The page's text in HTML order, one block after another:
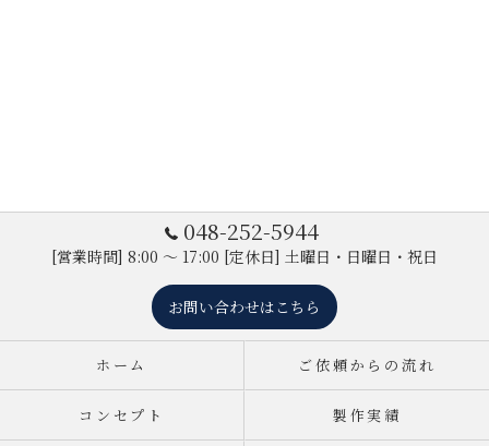
048-252-5944
[営業時間] 8:00 ～ 17:00 [定休日] 土曜日・日曜日・祝日
お問い合わせはこちら
ホーム ご依頼からの流れ
コンセプト 製作実績